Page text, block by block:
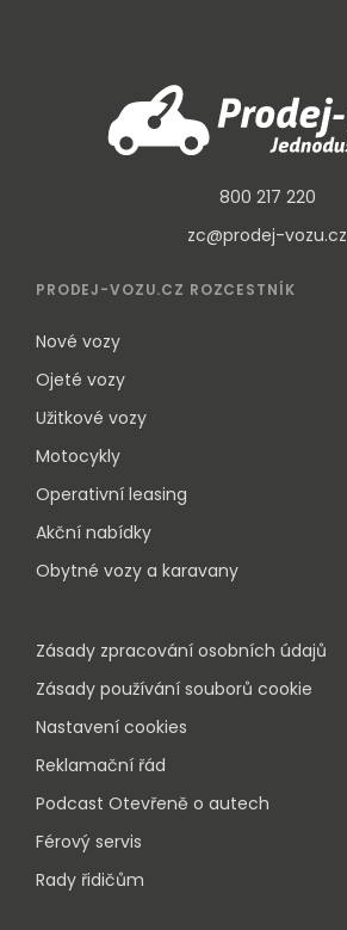
800 217 220
zc@prodej-vozu.cz
PRODEJ-VOZU.CZ ROZCESTNÍK
Nové vozy
Ojeté vozy
Užitkové vozy
Motocykly
Operativní leasing
Akční nabídky
Obytné vozy a karavany
Zásady zpracování osobních údajů
Zásady používání souborů cookie
Nastavení cookies
Reklamační řád
Podcast Otevřeně o autech
Férový servis
Rady řidičům